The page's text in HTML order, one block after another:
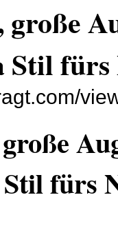
Stil
fürs